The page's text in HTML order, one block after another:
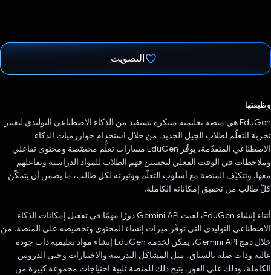
التصويت
وظيفتها
‫EduGen هي منصة تعليمية مبتكرة تستفيد من الذكاء الاصطناعي التوليدي لتغيير
تجربة التعلّم لطلاب الجيل الجديد. من خلال استخدام خوارزميات الذكاء
الاصطناعي المتقدّمة، يوفّر EduGen مسارات تعلُّم مخصّصة ومحتوى تفاعلي
وملاحظات في الوقت الفعلي لتحسين فهم الطلاب للمواد الدراسية وتفاعلهم
معها. وتتكيّف المنصة مع أسلوب التعلّم ووتيرته لكل طالب، ما يضمن أن يتمكّن
كلّ طالب من تحقيق إمكاناته الكاملة.
أثناء إنشاء EduGen، لعبت Gemini API دورًا مهمًا في تفعيل إمكانات الذكاء
الاصطناعي التوليدي التي توفّر ميزات إنشاء المحتوى وتخصيصه على المنصة. من
خلال دمج Gemini API، يمكن لخدمة EduGen إنشاء مواد تعليمية ذات جودة
عالية وذات صلة بالسياق، مثل المشاكل التدريبية والاختبارات وحتى الدروس
الكاملة، وذلك على الفور. يتيح ذلك للمنصة تلبية احتياجات مجموعة كبيرة من